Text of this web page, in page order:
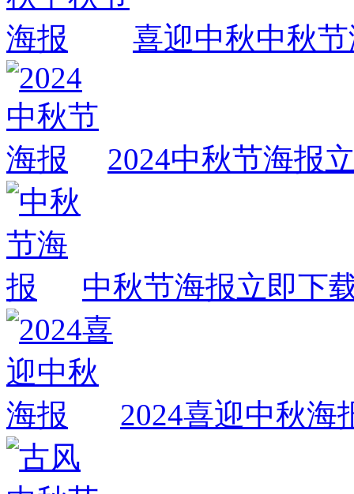
喜迎中秋中秋
2024中秋节海报
中秋节海报立即下
2024喜迎中秋海